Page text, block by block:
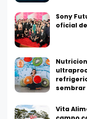
Sony
oficial
sembrar
Vita